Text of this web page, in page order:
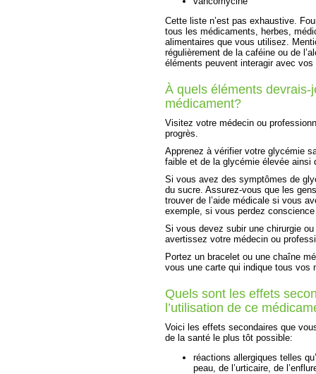
Cette liste n’est pas exhaustive.
tous les médicaments, herbes,
alimentaires que vous utilisez.
régulièrement de la caféine ou de
éléments peuvent interagir avec
À quels éléments
médicament?
Visitez votre médecin ou
progrès.
Apprenez à vérifier votre glycémie
faible et de la glycémie élevée ainsi
Si vous avez des symptômes de
du sucre. Assurez-vous que les
trouver de l’aide médicale si vous
exemple, si vous perdez
Si vous devez subir une chirurgie
avertissez votre médecin ou
Portez un bracelet ou une chaîne
vous une carte qui indique tous vos
Quels sont les effets
l’utilisation de ce
Voici les effets secondaires que
de la santé le plus tôt possible:
réactions allergiques telles
peau, de l’urticaire, de